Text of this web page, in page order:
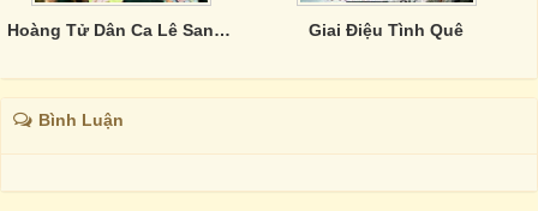
Hoàng Tử Dân Ca Lê Sang & Tứ Đại Mỹ Nhân Giai Điệu Tình Quê
Bình Luận